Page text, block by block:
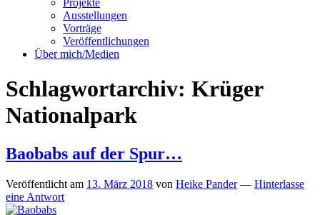
Projekte
Ausstellungen
Vorträge
Veröffentlichungen
Über mich/Medien
Schlagwortarchiv: Krüger
Nationalpark
Baobabs auf der Spur…
Veröffentlicht am 13. März 2018 von Heike Pander — Hinterlasse
eine Antwort